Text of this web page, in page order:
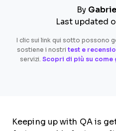
By
Last updated
I clic sui link qui sotto possono
sostiene i nostri test e
servizi. Scopri di più su come
Keeping up with QA is